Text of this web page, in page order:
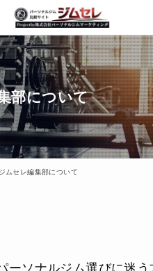
部について
ジムセレ編集部について
ーソナルジム選びに迷う